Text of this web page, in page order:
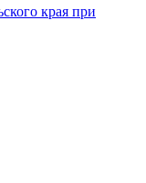
края при